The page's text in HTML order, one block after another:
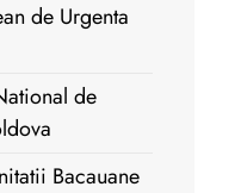
de Urgenta
de
Bacauane